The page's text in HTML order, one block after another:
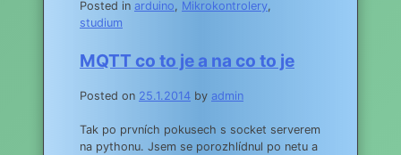
Posted in arduino, Mikrokontrolery,
studium
MQTT co to je a na co to je
Posted on 25.1.2014 by admin
Tak po prvních pokusech s socket serverem
na pythonu. Jsem se porozhlídnul po netu a